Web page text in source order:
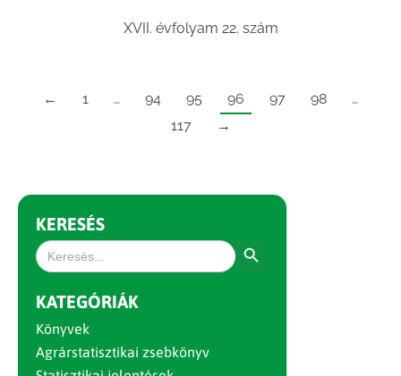
XVII. évfolyam 22. szám
← 1 … 94 95 96 97 98
…
117
→
KERESÉS
Search
for:
KATEGÓRIÁK
Könyvek
Agrárstatisztikai zsebkönyv